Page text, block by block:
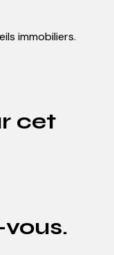
immobiliers.
cet